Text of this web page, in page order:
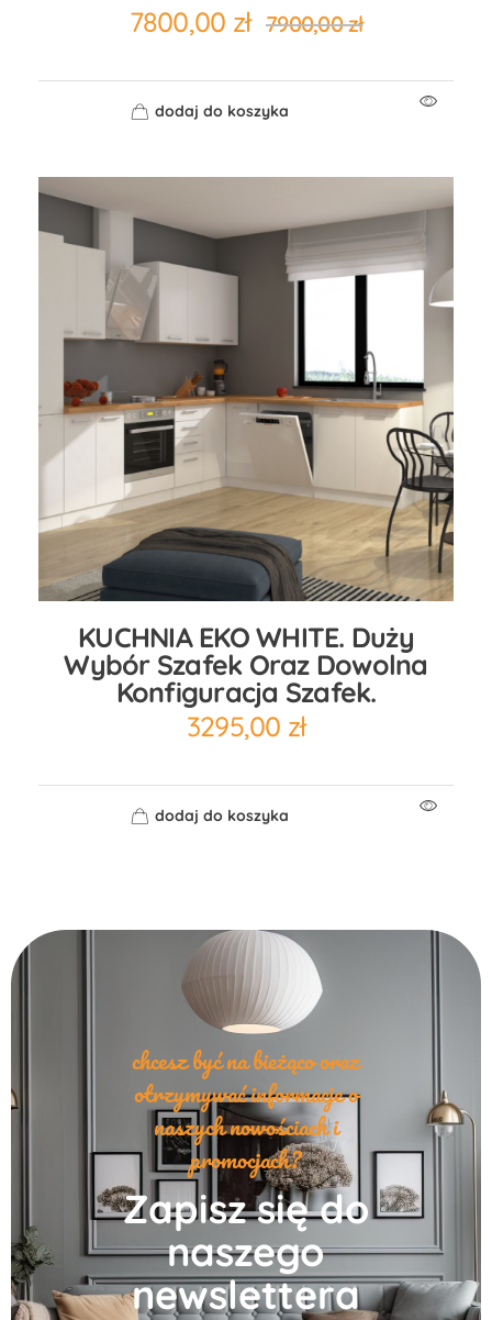
7800,00 zł 7900,00zł
dodaj do koszyka
KUCHNIA EKO WHITE. Duży
Wybór Szafek Oraz Dowolna
Konfiguracja Szafek.
3295,00 zł
dodaj do koszyka
chcesz być na bieżąco oraz
otrzymywać informacje o
naszych nowościach i
promocjach?
Zapisz się do
naszego
newslettera